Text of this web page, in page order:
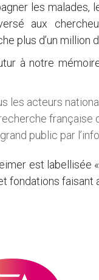
les malades,
aux
plus d’un million
à notre
les acteurs
française
public par
est labellisée
fondations faisant